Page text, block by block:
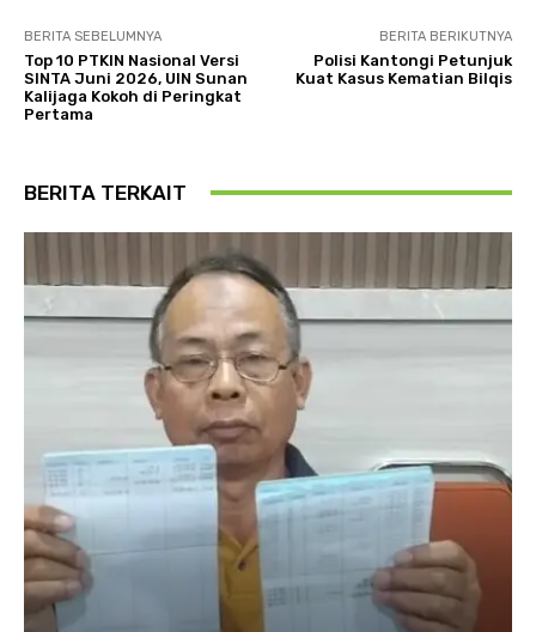
BERITA SEBELUMNYA
Top 10 PTKIN Nasional Versi
SINTA Juni 2026, UIN Sunan
Kalijaga Kokoh di Peringkat
Pertama
BERITA BERIKUTNYA
Polisi Kantongi Petunjuk
Kuat Kasus Kematian Bilqis
BERITA TERKAIT